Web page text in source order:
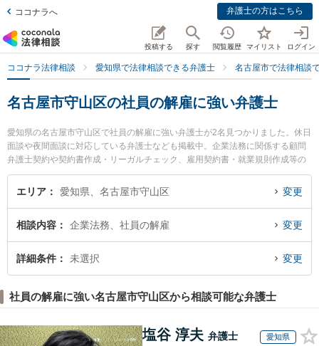
ココナラへ 弁護士の方はこちら
投稿する 探す 閲覧履歴 マイリスト ログイン
ココナラ法律相談 愛知県で法律相談できる弁護士 名古屋市で法律相談
名古屋市守山区の社員の解雇に強い弁護士
愛知県の名古屋市守山区で社員の解雇に強い弁護士が2名見つかりました。休日
面談や夜間面談に対応している弁護士なども掲載中。企業法務に関係する顧問
弁護士契約や契約書作成・リーガルチェック、雇用契約書・就業規則作成等の
細かな分野での絞り込み検索もでき便利です。特に中村総合法律事務所の中村
弘人弁護士やみつる法律事務所の山中 千昌弁護士のプロフィール情報や弁護士
ブル解決の実績豊富な近くの弁護士を検索したい』『初回相談無料で社員の解
雇を法律相談できる名古屋市守山区内の弁護士に相談予約したい』などでお困
りの相談者さんにおすすめです。
エリア 愛知県、名古屋市守山区 変更
相談内容 企業法務、社員の解雇 変更
詳細条件 未選択 変更
社員の解雇に強い名古屋市守山区から相談可能な弁護士
塩谷 淳夫 弁護士 愛知県